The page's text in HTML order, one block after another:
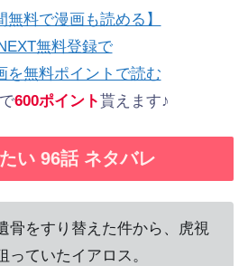
無料で漫画も読める】
無料登録で
を無料ポイントで読む
600ポイント貰えます♪
い 96話 ネタバレ
骨をすり替えた件から、虎視
っていたイアロス。